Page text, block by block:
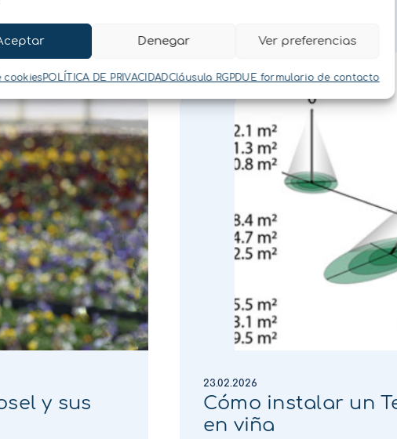
Denegar Ver preferencias
cookiesPOLÍTICA DE PRIVACIDADCláusula RGPDUE formulario de contacto
y sus
23.02.2026
Cómo instalar un
en viña